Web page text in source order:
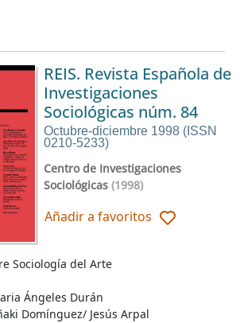
REIS. Revista Española de
Investigaciones
Sociológicas núm. 84
Octubre-diciembre 1998 (ISSN
0210-5233)
Centro de Investigaciones
Sociológicas(1998)
Añadir a favoritos
Sociología del Arte
Ángeles Durán
Domínguez/ Jesús Arpal